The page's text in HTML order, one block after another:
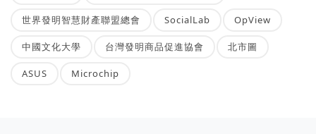
世界發明智慧財產聯盟總會 SocialLab OpView
中國文化大學 台灣發明商品促進協會 北市圖
ASUS Microchip